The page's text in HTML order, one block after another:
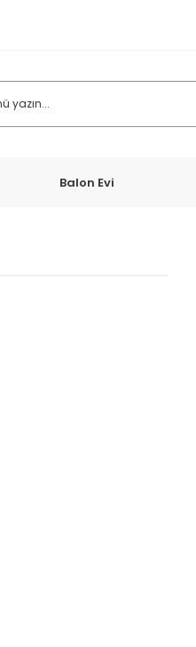
Balon Evi